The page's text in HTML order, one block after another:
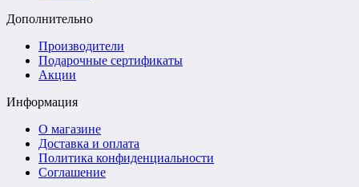
Дополнительно
Производители
Подарочные сертификаты
Акции
Информация
О магазине
Доставка и оплата
Политика конфиденциальности
Соглашение